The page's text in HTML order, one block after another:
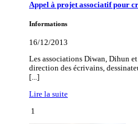
Appel à projet associatif pour
Informations
16/12/2013
Les associations Diwan, Dihun
direction des écrivains,
[...]
Lire la suite
1